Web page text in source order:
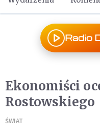
Radio
Ekonomiści
Rostowskiego
ŚWIAT